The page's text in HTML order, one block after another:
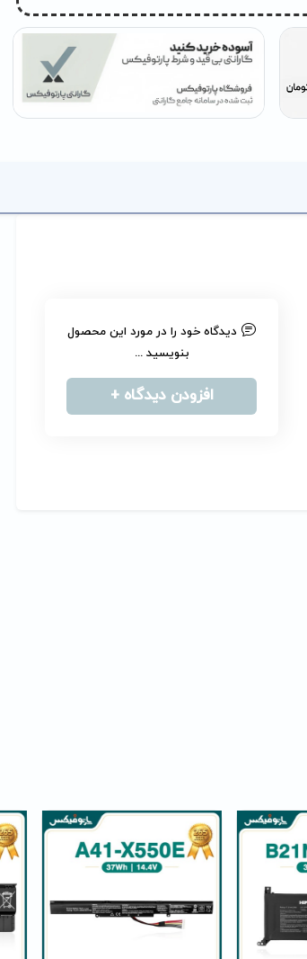
دیدگاه خود را در مورد این محصول
بنویسید ...
افزودن دیدگاه +